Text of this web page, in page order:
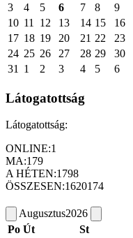
3
4 5 6 7 8
9
10 11 12 13 14 15
16
17 18 19 20 21 22
23
24 25 26 27 28 29
30
31
1 2 3 4 5 6
Látogatottság
Látogatottság:
ONLINE:1
MA:179
A HÉTEN:1798
ÖSSZESEN:1620174
Augusztus2026
Po Út St